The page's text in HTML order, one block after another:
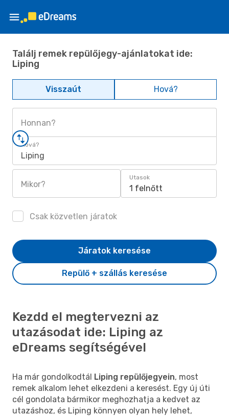
Találj remek repülőjegy-ajánlatokat ide:
Liping
Visszaút Hová?
Honnan?
Hová?
Liping
Mikor?
Utasok
1 felnőtt
Csak közvetlen járatok
Repülő + szállás keresése
Járatok keresése
Kezdd el megtervezni az
utazásodat ide: Liping az
eDreams segítségével
Ha már gondolkodtál Liping repülőjegyein, most
remek alkalom lehet elkezdeni a keresést. Egy új úti
cél gondolata bármikor meghozhatja a kedvet az
utazáshoz, és Liping könnyen olyan hely lehet,